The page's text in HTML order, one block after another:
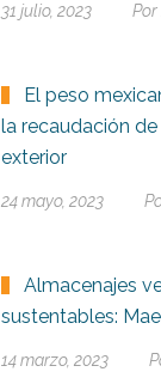
31 julio, 2023 Por
El peso
la recaudación
exterior
24 mayo, 2023
Almacenajes
sustentables:
14 marzo, 2023